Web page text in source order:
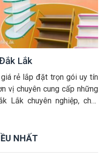
Lắk
rẻ lắp đặt trọn gói uy tín
vị chuyên cung cấp những
Lắk chuyên nghiệp, chất
NHẤT